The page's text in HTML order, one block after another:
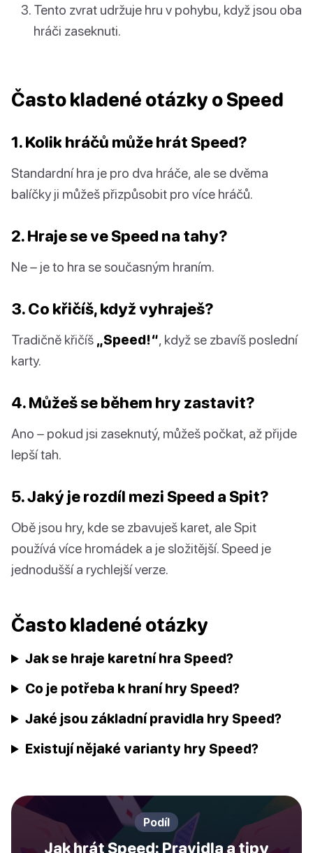
Tento zvrat udržuje hru v pohybu, když jsou oba
hráči zaseknuti.
Často kladené otázky o Speed
1. Kolik hráčů může hrát Speed?
Standardní hra je pro dva hráče, ale se dvěma
balíčky ji můžeš přizpůsobit pro více hráčů.
2. Hraje se ve Speed na tahy?
Ne – je to hra se současným hraním.
3. Co křičíš, když vyhraješ?
Tradičně křičíš „Speed!“, když se zbavíš poslední
karty.
4. Můžeš se během hry zastavit?
Ano – pokud jsi zaseknutý, můžeš počkat, až přijde
lepší tah.
5. Jaký je rozdíl mezi Speed a Spit?
Obě jsou hry, kde se zbavuješ karet, ale Spit
používá více hromádek a je složitější. Speed je
jednodušší a rychlejší verze.
Často kladené otázky
Jak se hraje karetní hra Speed?
Co je potřeba k hraní hry Speed?
Jaké jsou základní pravidla hry Speed?
Existují nějaké varianty hry Speed?
Podíl
Jak hrát Speed: Pravidla a tipy